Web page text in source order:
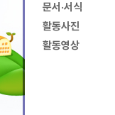
문서·서식
활동사진
활동영상